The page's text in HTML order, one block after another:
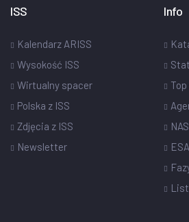
ISS
Kalendarz ARISS
Wysokość ISS
Wirtualny spacer
Polska z ISS
Zdjęcia z ISS
Newsletter
Info